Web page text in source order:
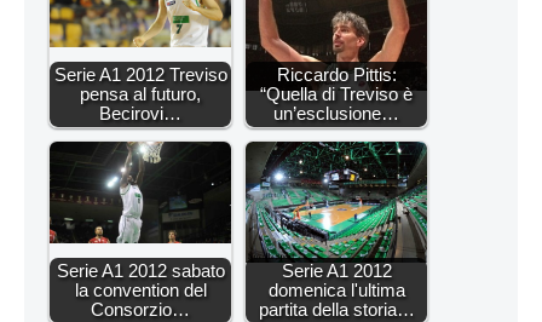
Serie A1 2012 Treviso
pensa al futuro,
Becirovi…
Riccardo Pittis:
“Quella di Treviso è
un’esclusione…
Serie A1 2012 sabato
la convention del
Consorzio…
Serie A1 2012
domenica l'ultima
partita della storia…